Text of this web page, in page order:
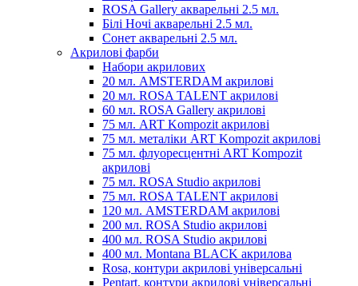
ROSA Gallery акварельні 2.5 мл.
Білі Ночі акварельні 2.5 мл.
Сонет акварельні 2.5 мл.
Акрилові фарби
Набори акрилових
20 мл. AMSTERDAM акрилові
20 мл. ROSA TALENT акрилові
60 мл. ROSA Gallery акрилові
75 мл. ART Kompozit акрилові
75 мл. металіки ART Kompozit акрилові
75 мл. флуоресцентні ART Kompozit
акрилові
75 мл. ROSA Studio акрилові
75 мл. ROSA TALENT акрилові
120 мл. AMSTERDAM акрилові
200 мл. ROSA Studio акрилові
400 мл. ROSA Studio акрилові
400 мл. Montana BLACK акрилова
Rosa, контури акрилові універсальні
Pentart, контури акрилові універсальні